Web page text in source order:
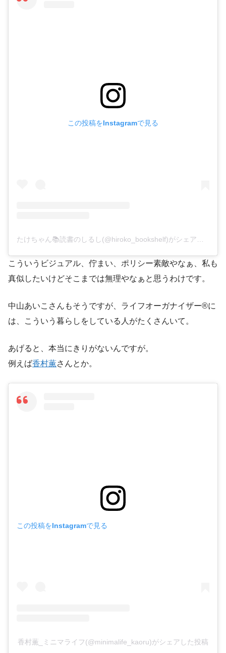
この投稿をInstagramで見る
たけちゃん📚読書のしるし(@hiroko_bookshelf)がシェアした投稿
こういうビジュアル、佇まい、ポリシー素敵やなぁ、私も
真似したいけどそこまでは無理やなぁと思うわけです。
中山あいこさんもそうですが、ライフオーガナイザー®に
は、こういう暮らしをしている人がたくさんいて。
あげると、本当にきりがないんですが。
例えば香村薫さんとか。
この投稿をInstagramで見る
香村薫_ミニマライフ(@minimalife_kaoru)がシェアした投稿